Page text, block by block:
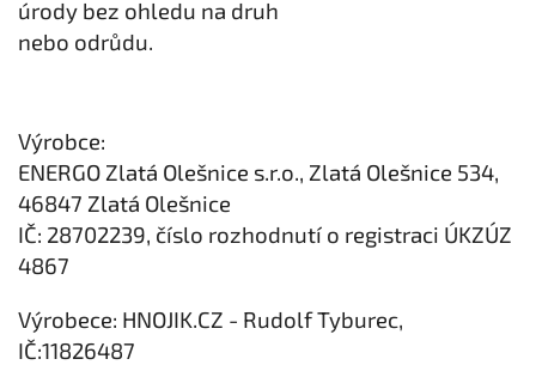
úrody bez ohledu na druh
nebo odrůdu.
Výrobce:
ENERGO Zlatá Olešnice s.r.o., Zlatá Olešnice 534,
46847 Zlatá Olešnice
IČ: 28702239, číslo rozhodnutí o registraci ÚKZÚZ
4867
Výrobece: HNOJIK.CZ - Rudolf Tyburec,
IČ:11826487